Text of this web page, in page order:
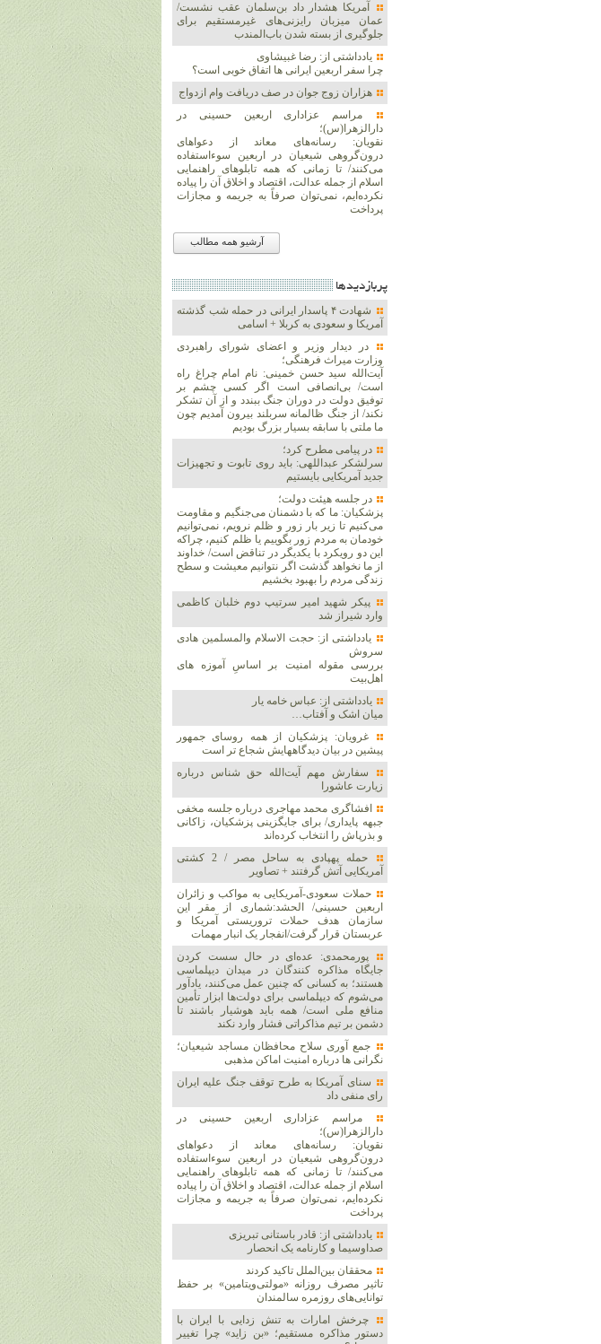
آمریکا هشدار داد بن‌سلمان عقب نشست/
عمان میزبان رایزنی‌های غیرمستقیم برای
جلوگیری از بسته شدن باب‌المندب
یادداشتی از: رضا غبیشاوی
چرا سفر اربعین ایرانی ها اتفاق خوبی است؟
هزاران زوج‌ جوان در صف دریافت وام ازدواج
مراسم عزاداری اربعین حسینی در
دارالزهرا(س)؛
نقویان: رسانه‌های معاند از دعواهای
درون‌گروهی شیعیان در اربعین سوءاستفاده
می‌کنند/ تا زمانی که همه تابلوهای راهنمایی
اسلام از جمله عدالت، اقتصاد و اخلاق آن را پیاده
نکرده‌ایم، نمی‌توان صرفاً به جریمه و مجازات
پرداخت
آرشیو همه مطالب
پربازديدها
شهادت ۴ پاسدار ایرانی در حمله شب گذشته
آمریکا و سعودی به کربلا + اسامی
در دیدار وزیر و اعضای شورای راهبردی
وزارت‌ میراث فرهنگی؛
آیت‌الله سید حسن خمینی: نام امام چراغ راه
است/ بی‌انصافی است‌ اگر کسی چشم بر
توفیق دولت‌ در دوران جنگ ببندد و از آن تشکر
نکند/ از جنگ ظالمانه سربلند بیرون آمدیم چون
ما ملتی با سابقه بسیار بزرگ بودیم
در پیامی مطرح کرد؛
سرلشکر عبداللهی: باید روی تابوت و تجهیزات
جدید آمریکایی بایستیم
در جلسه هیئت دولت؛
پزشکیان: ما که با دشمنان می‌جنگیم و مقاومت
می‌کنیم تا زیر بار زور و ظلم نرویم، نمی‌توانیم
خودمان به مردم زور بگوییم یا ظلم کنیم، چراکه
این دو رویکرد با یکدیگر در تناقض است/ خداوند
از ما نخواهد گذشت اگر نتوانیم معیشت و سطح
زندگی مردم را بهبود بخشیم
پیکر شهید امیر سرتیپ دوم خلبان کاظمی
وارد شیراز شد
یادداشتی از: حجت الاسلام والمسلمین هادی
سروش
بررسی مقوله امنیت بر اساسِ آموزه های
اهل‌بیت
یادداشتی از: عباس خامه یار
میان اشک و آفتاب…
غرویان: پزشکیان از همه روسای جمهور
پیشین در بیان دیدگاههایش شجاع تر است
سفارش مهم آیت‌الله حق شناس درباره
زیارت عاشورا
افشاگری محمد مهاجری درباره جلسه مخفی
جبهه پایداری/ برای جایگزینی پزشکیان، زاکانی
و بذرپاش را انتخاب کرده‌اند
حمله پهپادی به ساحل مصر / 2 کشتی
آمریکایی آتش گرفتند + تصاویر
حملات سعودی-آمریکایی به مواکب و زائران
اربعین حسینی/ الحشد:شماری از مقر این
سازمان هدف حملات تروریستی آمریکا و
عربستان قرار گرفت/انفجار یک انبار مهمات
پورمحمدی: عده‌ای در حال سست کردن
جایگاه مذاکره کنندگان در میدان دیپلماسی
هستند؛ به کسانی که چنین عمل می‌کنند، یادآور
می‌شوم که دیپلماسی برای دولت‌ها ابزار تأمین
منافع ملی است/ همه باید هوشیار باشند تا
دشمن بر تیم مذاکراتی فشار وارد نکند
جمع آوری سلاح محافظان مساجد شیعیان؛
نگرانی ها درباره امنیت اماکن مذهبی
سنای آمریکا به طرح توقف جنگ علیه ایران
رای منفی داد
مراسم عزاداری اربعین حسینی در
دارالزهرا(س)؛
نقویان: رسانه‌های معاند از دعواهای
درون‌گروهی شیعیان در اربعین سوءاستفاده
می‌کنند/ تا زمانی که همه تابلوهای راهنمایی
اسلام از جمله عدالت، اقتصاد و اخلاق آن را پیاده
نکرده‌ایم، نمی‌توان صرفاً به جریمه و مجازات
پرداخت
یادداشتی از: قادر باستانی تبریزی
صداوسیما و کارنامه یک انحصار
محققان بین‌الملل تاکید کردند
تاثیر مصرف روزانه «مولتی‌ویتامین» بر حفظ
توانایی‌های روزمره سالمندان
چرخش امارات به تنش زدایی با ایران با
دستور مذاکره مستقیم؛ «بن زاید» چرا تغییر